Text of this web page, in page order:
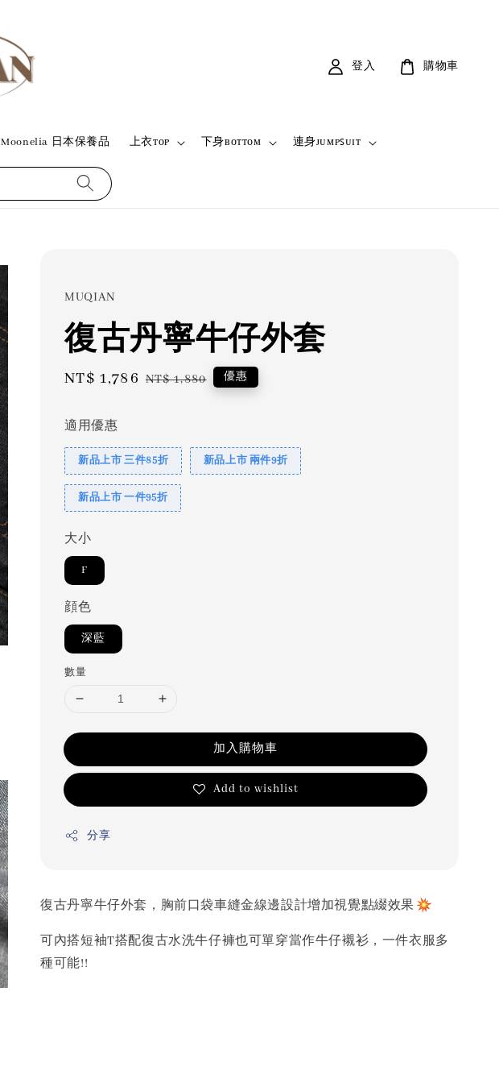
Moonelia 日本保養品 上衣ᴛᴏᴘ 下身ʙᴏᴛᴛᴏᴍ 連身ᴊᴜᴍᴘꜱᴜɪᴛ
登入 購物車
MUQIAN
復古丹寧牛仔外套
Sale
NT$ 1,786 Regular
NT$ 1,880 優惠
適用優惠
新品上市 三件85折 新品上市 兩件9折
新品上市 一件95折
大小
F
顔色
深藍
數量
加入購物車
Add to wishlist
分享
復古丹寧牛仔外套，胸前口袋車縫金線邊設計增加視覺點綴效果
可內搭短袖T搭配復古水洗牛仔褲也可單穿當作牛仔襯衫，一件衣服多
種可能!!